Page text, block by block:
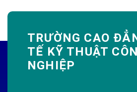
TRƯỜNG CAO
TẾ KỸ THUẬT
NGHIỆP